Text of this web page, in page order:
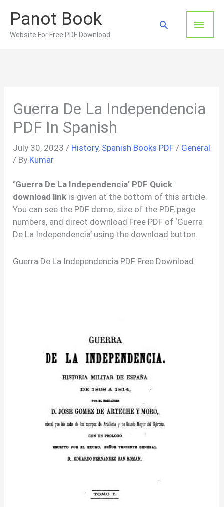
content
Panot Book
Website For Free PDF Download
Main
Search
Guerra De La Independencia
PDF In Spanish
July 30, 2023 / History, Spanish Books PDF / General
/ By Kumar
‘Guerra De La Independencia’ PDF Quick
download link is given at the bottom of this article.
You can see the PDF demo, size of the PDF, page
numbers, and direct download Free PDF of ‘Guerra
De La Independencia’ using the download button.
Guerra De La Independencia PDF Free Download